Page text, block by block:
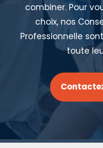
combiner. Pour
choix, nos
Professionnelle
toute